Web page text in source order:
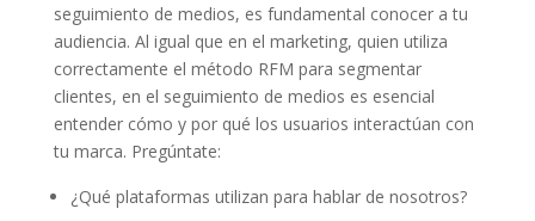
seguimiento de medios, es fundamental conocer a tu
audiencia. Al igual que en el marketing, quien utiliza
correctamente el método RFM para segmentar
clientes, en el seguimiento de medios es esencial
entender cómo y por qué los usuarios interactúan con
tu marca. Pregúntate:
¿Qué plataformas utilizan para hablar de nosotros?